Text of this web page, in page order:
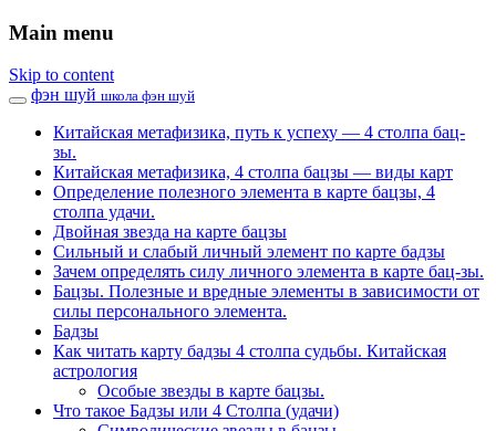
Main menu
Skip to content
фэн шуй школа фэн шуй
Китайская метафизика, путь к успеху — 4 столпа бац-
зы.
Китайская метафизика, 4 столпа бацзы — виды карт
Определение полезного элемента в карте бацзы, 4
столпа удачи.
Двойная звезда на карте бацзы
Сильный и слабый личный элемент по карте бадзы
Зачем определять силу личного элемента в карте бац-зы.
Бацзы. Полезные и вредные элементы в зависимости от
силы персонального элемента.
Бадзы
Как читать карту бадзы 4 столпа судьбы. Китайская
астрология
Особые звезды в карте бацзы.
Что такое Бадзы или 4 Столпа (удачи)